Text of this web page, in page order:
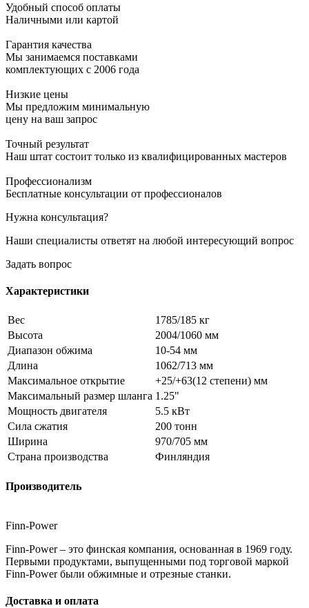
Удобный способ оплаты
Наличными или картой
Гарантия качества
Мы занимаемся поставками
комплектующих с 2006 года
Низкие цены
Мы предложим минимальную
цену на ваш запрос
Точный результат
Наш штат состоит только из квалифицированных мастеров
Профессионализм
Бесплатные консультации от профессионалов
Нужна консультация?
Наши специалисты ответят на любой интересующий вопрос
Задать вопрос
Характеристики
Вес
1785/185 кг
Высота
2004/1060 мм
Диапазон обжима
10-54 мм
Длина
1062/713 мм
Максимальное открытие
+25/+63(12 степени) мм
Максимальный размер шланга 1.25"
Мощность двигателя
5.5 кВт
Сила сжатия
200 тонн
Ширина
970/705 мм
Страна производства
Финляндия
Производитель
Finn-Power
Finn-Power – это финская компания, основанная в 1969 году.
Первыми продуктами, выпущенными под торговой маркой
Finn-Power были обжимные и отрезные станки.
Доставка и оплата